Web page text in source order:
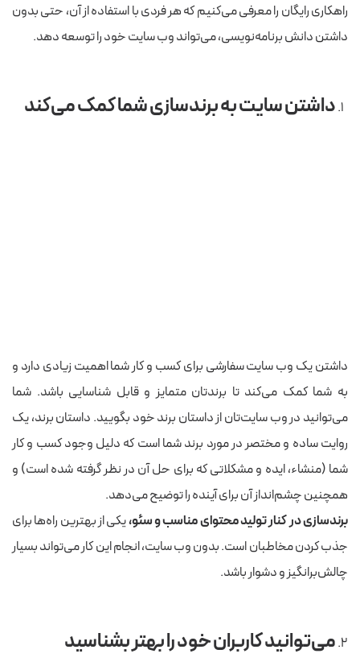
راهکاری رایگان را معرفی می‌کنیم که هر فردی با استفاده از آن، حتی بدون
داشتن دانش برنامه‌نویسی، می‌تواند وب سایت خود را توسعه دهد.
داشتن سایت به برندسازی شما کمک می‌کند
داشتن یک وب سایت سفارشی برای کسب و کار شما اهمیت زیادی دارد و
به شما کمک می‌کند تا برندتان متمایز و قابل شناسایی باشد. شما
می‌توانید در وب سایت‌تان از داستان برند خود بگویید. داستان برند، یک
روایت ساده و مختصر در مورد برند شما است که دلیل وجود کسب و کار
شما (منشاء، ایده و مشکلاتی که برای حل آن در نظر گرفته شده است) و
همچنین چشم‌انداز آن برای آینده را توضیح می‌دهد.
برندسازی در کنار تولید محتوای مناسب و سئو،یکی از بهترین راه‌ها برای
جذب کردن مخاطبان است. بدون وب سایت، انجام این کار می‌تواند بسیار
چالش‌برانگیز و دشوار باشد.
می‌توانید کاربران خود را بهتر بشناسید